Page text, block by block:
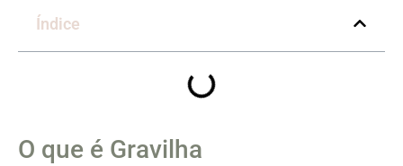
Índice
O que é Gravilha